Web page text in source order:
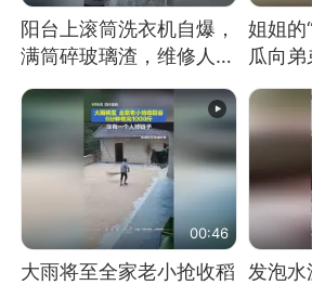
阳台上滚筒洗衣机自爆，
满筒碎玻璃渣，维修人员
称是人为原因，从未见过
洗衣机自爆
姐姐的
瓜向弟
网友
教！
00:46
大雨将至全家老小抢收稻
发泡